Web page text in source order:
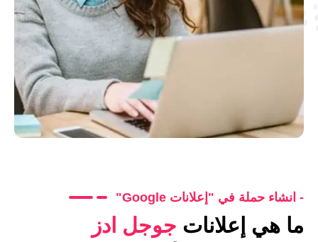
- انشاء حملة في "إعلانات Google"
ما هي إعلانات جوجل ادز